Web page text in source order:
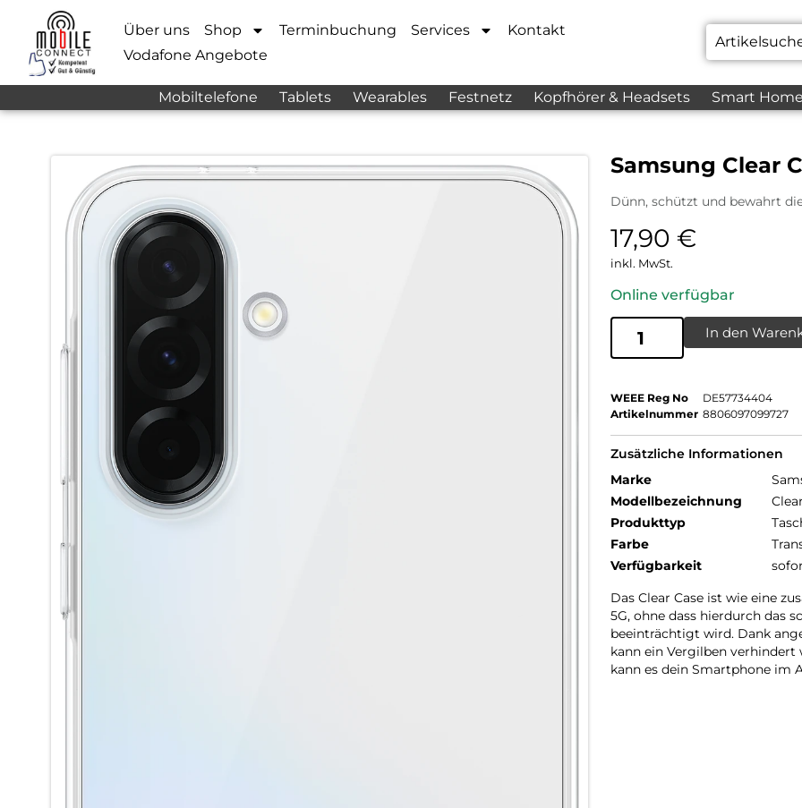
Über uns Shop Terminbuchung Services
Kontakt
Vodafone Angebote
Mobiltelefone Tablets Wearables Festnetz Kopfhörer & Headsets Smart
Samsung Clear
Dünn, schützt und bewahrt
17,90 €
inkl. MwSt.
Online verfügbar
In den
WEEE Reg No
DE57734404
Artikelnummer 8806097099727
Zusätzliche Informationen
Marke
Modellbezeichnung
Produkttyp
Farbe
Verfügbarkeit
Das Clear Case ist wie eine
5G, ohne dass hierdurch das
beeinträchtigt wird. Dank
kann ein Vergilben
kann es dein Smartphone im